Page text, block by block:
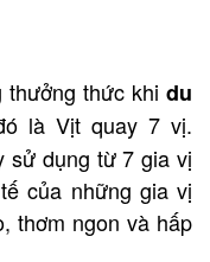
thưởng thức khi du
là Vịt quay 7 vị.
sử dụng từ 7 gia vị
của những gia vị
thơm ngon và hấp